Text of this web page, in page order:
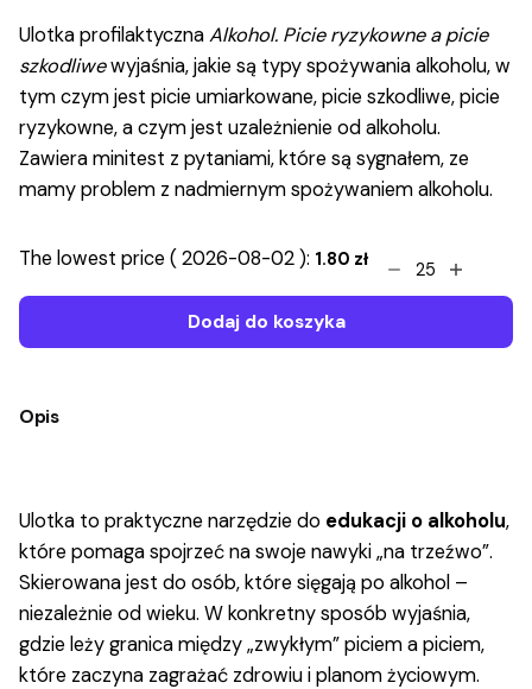
Ulotka profilaktycznaAlkohol. Picie ryzykowne a picie
szkodliwewyjaśnia, jakie są typy spożywania alkoholu, w
tym czym jest picie umiarkowane, picie szkodliwe, picie
ryzykowne, a czym jest uzależnienie od alkoholu.
Zawiera minitest z pytaniami, które są sygnałem, ze
mamy problem z nadmiernym spożywaniem alkoholu.
The lowest price ( 2026-08-02 ): 1.80 złAlkohol.
Dodaj do koszyka
Opis
Ulotka to praktyczne narzędzie do edukacji o alkoholu,
które pomaga spojrzeć na swoje nawyki „na trzeźwo”.
Skierowana jest do osób, które sięgają po alkohol –
niezależnie od wieku. W konkretny sposób wyjaśnia,
gdzie leży granica między „zwykłym” piciem a piciem,
które zaczyna zagrażać zdrowiu i planom życiowym.